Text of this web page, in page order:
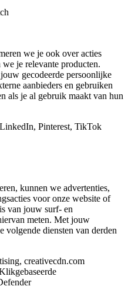
we je ook over acties
je relevante producten.
gecodeerde persoonlijke
aanbieders en gebruiken
als je al gebruik maakt van hun
Pinterest, TikTok
kunnen we advertenties,
voor onze website of
van jouw surf- en
meten. Met jouw
volgende diensten van derden
creativecdn.com